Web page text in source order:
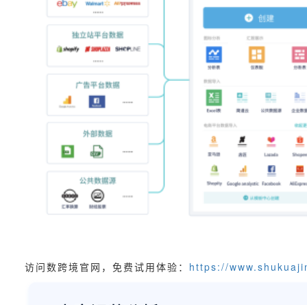
访问数跨境官网，免费试用体验： https://